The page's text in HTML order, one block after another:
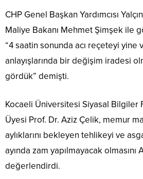
CHP Genel Başkan Yardımcısı
Maliye Bakanı Mehmet Şimşek ile
“4 saatin sonunda acı reçeteyi yine
anlayışlarında bir değişim iradesi
gördük” demişti.
Kocaeli Üniversitesi Siyasal Bilgiler
Üyesi Prof. Dr. Aziz Çelik, memur
aylıklarını bekleyen tehlikeyi ve
ayında zam yapılmayacak olmasını
değerlendirdi.